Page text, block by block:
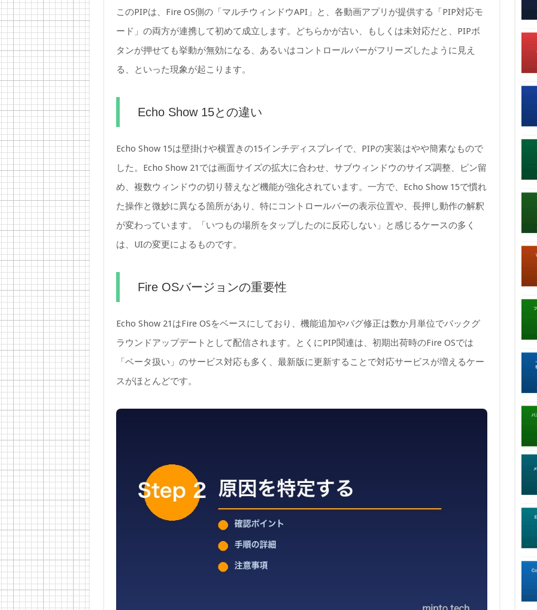
このPIPは、Fire OS側の「マルチウィンドウAPI」と、各動画アプリが提供する「PIP対応モ
ード」の両方が連携して初めて成立します。どちらかが古い、もしくは未対応だと、PIPボ
タンが押せても挙動が無効になる、あるいはコントロールバーがフリーズしたように見え
る、といった現象が起こります。
Echo Show 15との違い
Echo Show 15は壁掛けや横置きの15インチディスプレイで、PIPの実装はやや簡素なもので
した。Echo Show 21では画面サイズの拡大に合わせ、サブウィンドウのサイズ調整、ピン留
め、複数ウィンドウの切り替えなど機能が強化されています。一方で、Echo Show 15で慣れ
た操作と微妙に異なる箇所があり、特にコントロールバーの表示位置や、長押し動作の解釈
が変わっています。「いつもの場所をタップしたのに反応しない」と感じるケースの多く
は、UIの変更によるものです。
Fire OSバージョンの重要性
Echo Show 21はFire OSをベースにしており、機能追加やバグ修正は数か月単位でバックグ
ラウンドアップデートとして配信されます。とくにPIP関連は、初期出荷時のFire OSでは
「ベータ扱い」のサービス対応も多く、最新版に更新することで対応サービスが増えるケー
スがほとんどです。